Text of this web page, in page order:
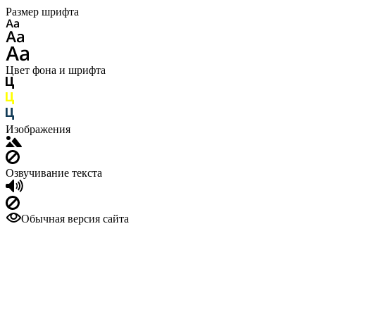
Размер шрифта
Цвет фона и шрифта
Изображения
Озвучивание текста
Обычная версия сайта